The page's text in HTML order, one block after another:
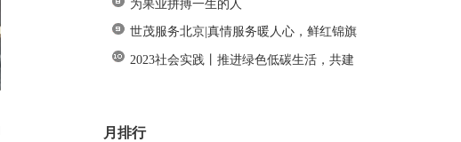
为果业拼搏一生的人
世茂服务北京|真情服务暖人心，鲜红锦旗
2023社会实践丨推进绿色低碳生活，共建
月排行